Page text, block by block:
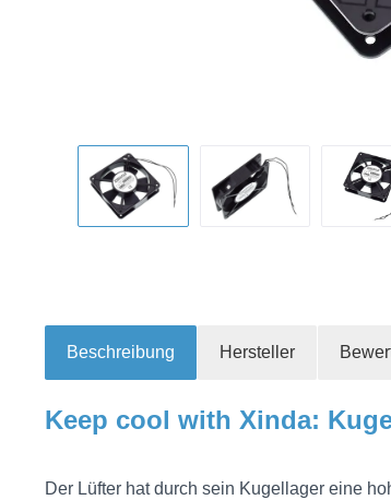
Beschreibung Hersteller
Keep cool with Xinda:
Der Lüfter hat durch sein Kugellager eine